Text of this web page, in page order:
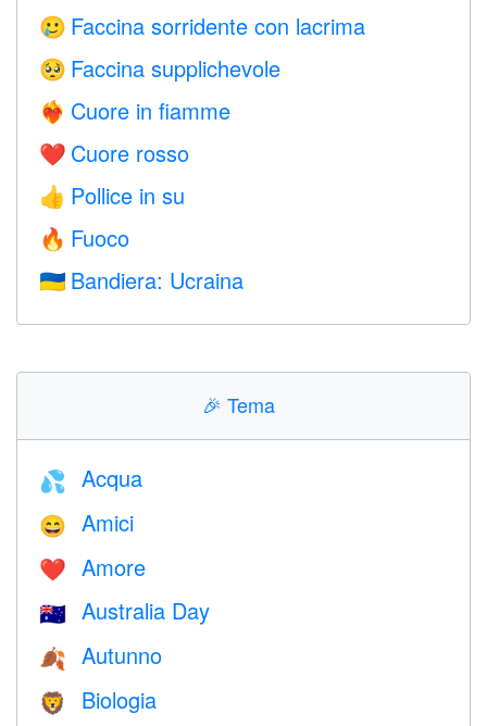
🥲 Faccina sorridente con lacrima
🥺 Faccina supplichevole
❤️‍🔥 Cuore in fiamme
❤️ Cuore rosso
👍 Pollice in su
🔥 Fuoco
🇺🇦 Bandiera: Ucraina
🎉 Tema
💦 Acqua
😄 Amici
❤️️ Amore
🇦🇺 Australia Day
🍂 Autunno
🦁 Biologia